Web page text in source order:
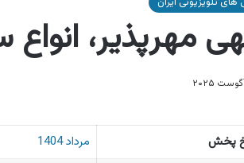
مهرپذیر،
پخش
مرداد 1404